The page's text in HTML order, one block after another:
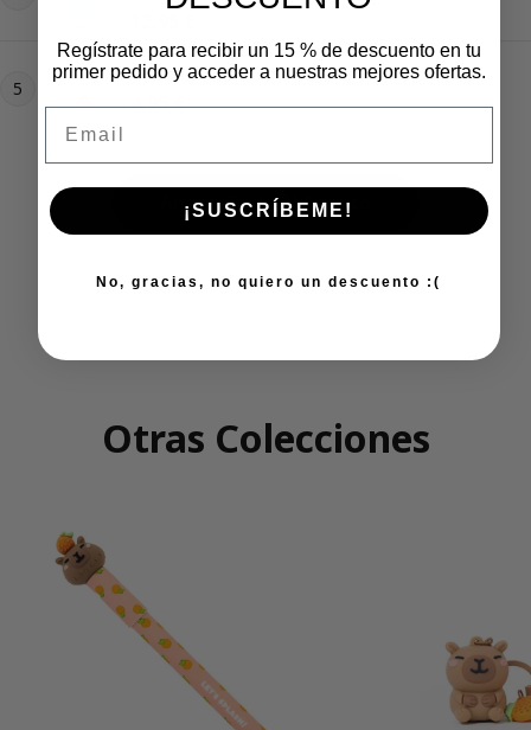
5
Tijeras escolares - Abeja
Precio regular
4,95 €
Añadir Todo Al Carrito
Otras Colecciones
Regístrate para recibir un 15 % de descuento en tu
primer pedido y acceder a nuestras mejores ofertas.
¡SUSCRÍBEME!
No, gracias, no quiero un descuento :(